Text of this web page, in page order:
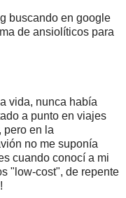
buscando en google
de ansiolíticos para
vida, nunca había
a punto en viajes
pero en la
no me suponía
cuando conocí a mi
"low-cost", de repente